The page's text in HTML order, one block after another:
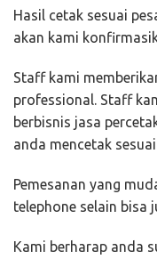
Hasil cetak sesuai
akan kami
Staff kami
professional. Staff
berbisnis jasa
anda mencetak
Pemesanan yang
telephone selain bisa
Kami berharap anda